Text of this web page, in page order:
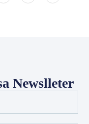
Newslleter